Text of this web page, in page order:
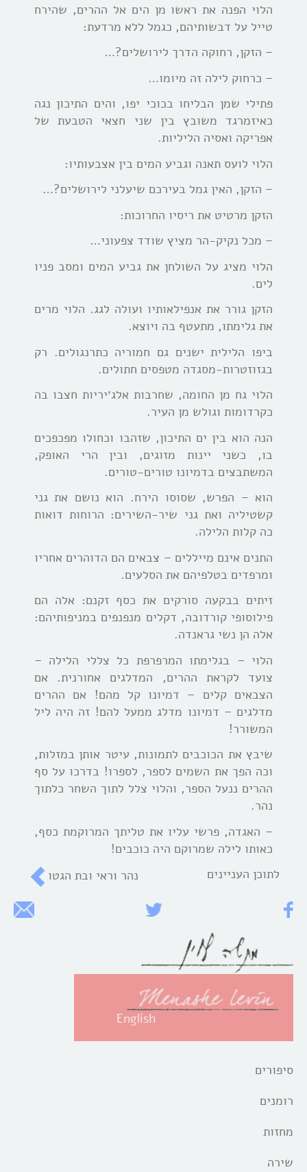
הלוי הפנה את ראשו מן הים אל ההרים, שהירח
טייל על דבשותיהם, כגמל ללא מרדעת:
– הזקן, רחוקה הדרך לירושלים?…
– כרחוק לילה זה מיומו…
פתילי שמן הבליחו בכוכי יפו, והים התיכון נגה
כאיזמרגד משובץ בין שני חצאי הטבעת של
אפריקה ואסיה הליליות.
הלוי לועס תאנה וגביע המים בין אצבעותיו:
– הזקן, האין גמל בעירכם שיעלני לירושלים?…
הזקן מרטיט את ריסיו החרוכות:
– מכל נקיק-הר מציץ שודד צפעוני…
הלוי מציג על השולחן את גביע המים ומסב פניו
לים.
הזקן גורר את אנפילאותיו ועולה לגג. הלוי מרים
את גלימתו, מתעטף בה ויוצא.
ביפו הלילית ישנים גם חמוריה כתרנגולים. רק
בגזוזטרות-מסגדה מטפסים חתולים.
הלוי גח מן החומה, שחרבות אלג׳יריות חצבו בה
כקרדומות וגולש מן העיר.
הנה הוא בין ים התיכון, שזהבו וכחולו מפכפכים
בו, כשני יינות מזוגים, ובין הרי האופק,
המשתבצים בדמיונו טורים-טורים.
הוא – הפרש, שסוסו הירח. הוא נושם את גני
קשטיליה ואת גני שיר-השירים: הרוחות דואות
כה קלות הלילה.
התנים אינם מייללים – צבאים הם הדוהרים אחריו
ומרפדים בטלפיהם את הסלעים.
זיתים בבקעה סורקים את כסף זקנם: אלה הם
פילוסופי קורדובה, דקלים מנפנפים במניפותיהם:
אלה הן נשי גראנדה.
הלוי – בגלימתו המרפרפת כל צללי הלילה –
צועד לקראת ההרים, המדלגים אחורנית. אם
הצבאים קלים – דמיונו קל מהם! אם ההרים
מדלגים – דמיונו מדלג ממעל להם! זה היה ליל
המשורר!
שיבץ את הכוכבים לתמונות, עיטר אותן במזלות,
וכה הפך את השמים לספר, לספרו! בדרכו על סף
ההרים ננעל הספר, והלוי צלל לתוך השחר כלתוך
נהר.
– האגדה, פרשי עליו את טליתך המרוקמת כסף,
כאותו לילה שמרוקם היה כוכבים!
לתוכן העניינים
נהר וראי ובת הגטו
English
סיפורים
רומנים
מחזות
שירה